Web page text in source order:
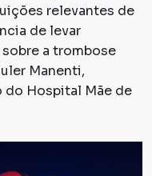
relevantes de
de levar
a trombose
Manenti,
Hospital Mãe de